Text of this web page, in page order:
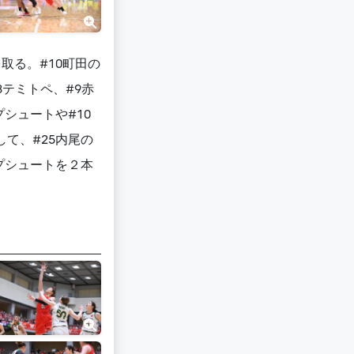
る。#10町田の
ミトペ、#9赤
シュートや#10
て、#25内尾の
ュートを２本